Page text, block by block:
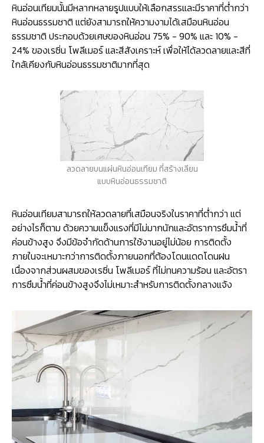
หินอ่อนเทียมนั้นมีหลากหลายรูปแบบให้เลือกสรรและมีราคาที่ต่ำกว่า
หินอ่อนธรรมชาติ แต่ยังสามารถให้ความงามได้เสมือนหินอ่อน
ธรรมชาติ ประกอบด้วยเศษของหินอ่อน 75% - 90% และ 10% -
24% ของเรซิ่น โพลีเมอร์ และสีสังเคราะห์ เพื่อให้ได้ลวดลายและสีที่
ใกล้เคียงกับหินอ่อนธรรมชาติมากที่สุด
ลวดลายบนแผ่นหินอ่อนเทียม ที่สร้างเลียน
แบบหินอ่อนธรรมชาติ
หินอ่อนเทียมสามารถให้ลวดลายที่เสมือนจริงในราคาที่ต่ำกว่า แต่
อย่างไรก็ตาม ด้วยความแข็งแรงที่มีไม่มากนักและอัตราการซึมน้ำที่
ค่อนข้างสูง จึงมีข้อจำกัดด้านการใช้งานอยู่ไม่น้อย การติดตั้ง
ภายในจะเหมาะกว่าการติดตั้งภายนอกที่ต้องโดนแดดโดนฝน
เนื่องจากส่วนผสมของเรซิ่น โพลีเมอร์ ที่ไม่ทนความร้อน และอัตรา
การซึมน้ำที่ค่อนข้างสูงจึงไม่เหมาะสำหรับการติดตั้งกลางแจ้ง